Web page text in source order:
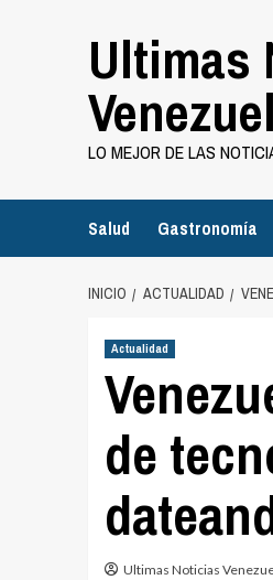
Ultimas
LO MEJOR DE LAS
Salud Gastronomía
INICIO ACTUALIDAD
Actualidad
de
Ultimas Noticias